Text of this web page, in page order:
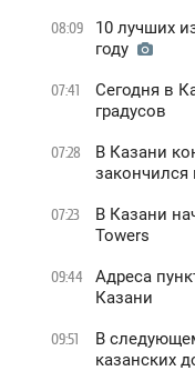
08:09
10 лучших
году
07:41
Сегодня в
градусов
07:28
В Казани
07:23
В Казани
Towers
09:44
Адреса
Казани
09:51
В
казанских